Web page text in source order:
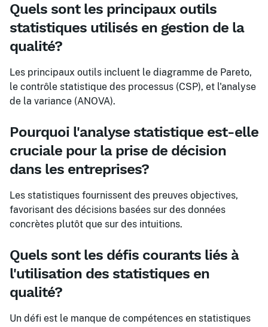
Quels sont les principaux outils
statistiques utilisés en gestion de la
qualité?
Les principaux outils incluent le diagramme de Pareto,
le contrôle statistique des processus (CSP), et l'analyse
de la variance (ANOVA).
Pourquoi l'analyse statistique est-elle
cruciale pour la prise de décision
dans les entreprises?
Les statistiques fournissent des preuves objectives,
favorisant des décisions basées sur des données
concrètes plutôt que sur des intuitions.
Quels sont les défis courants liés à
l'utilisation des statistiques en
qualité?
Un défi est le manque de compétences en statistiques